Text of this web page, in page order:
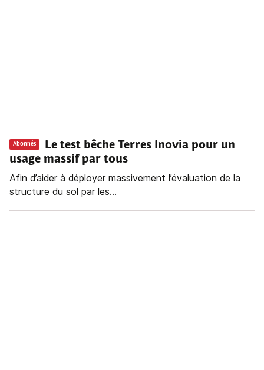
Abonnés
Le test bêche Terres Inovia pour un
usage massif par tous
Afin d’aider à déployer massivement l’évaluation de la
structure du sol par les...